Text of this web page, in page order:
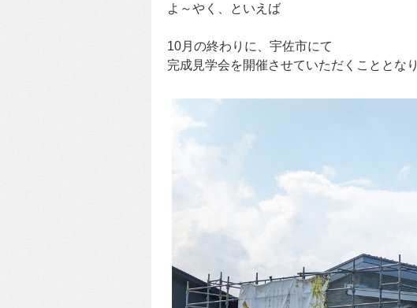
よ～やく、といえば
10月の終わりに、宇佐市にて
完成見学会を開催させていただくこととな